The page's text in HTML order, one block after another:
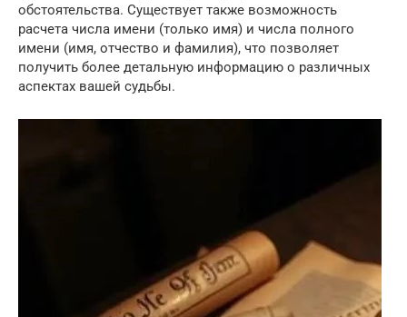
обстоятельства. Существует также возможность
расчета числа имени (только имя) и числа полного
имени (имя, отчество и фамилия), что позволяет
получить более детальную информацию о различных
аспектах вашей судьбы.